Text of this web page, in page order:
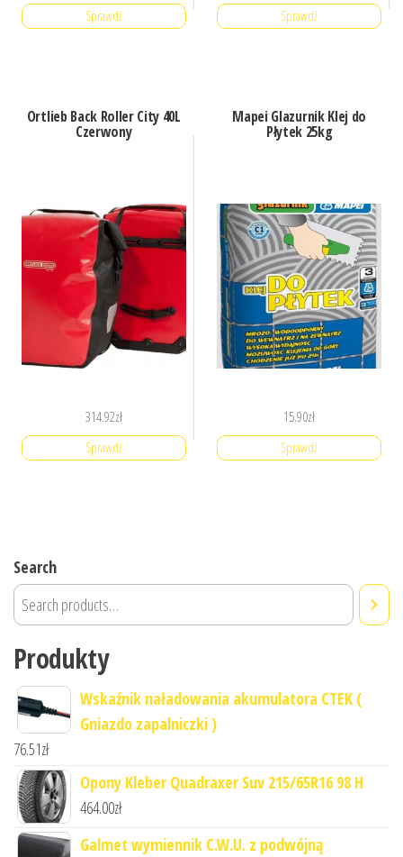
Sprawdź Sprawdź
Ortlieb Back Roller City 40L
Czerwony
314.92zł
Sprawdź
Mapei Glazurnik Klej do
Płytek 25kg
15.90zł
Sprawdź
Search
Produkty
Wskaźnik naładowania akumulatora CTEK (
Gniazdo zapalniczki )
76.51zł
Opony Kleber Quadraxer Suv 215/65R16 98 H
464.00zł
Galmet wymiennik C.W.U. z podwójną